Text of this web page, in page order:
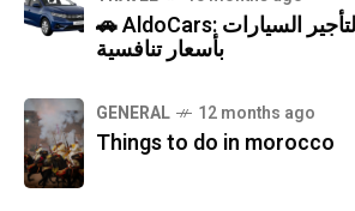
🚗 AldoCars: أفضل خدمة لتأجير السيارات
بأسعار تنافسية
GENERAL 12 months ago
Things to do in morocco